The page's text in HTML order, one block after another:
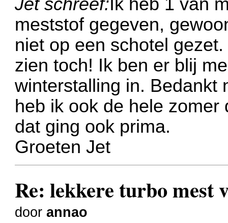
meststof gegeven,
niet op een schotel
zien toch! Ik ben er blij
winterstalling in. Bedankt
heb ik ook de hele
dat ging ook prima.
Groeten Jet
Re: lekkere turbo mest
doorannao